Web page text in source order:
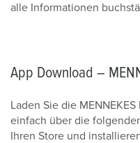
alle Informationen
App Download –
Laden Sie die
einfach über die
Ihren Store und